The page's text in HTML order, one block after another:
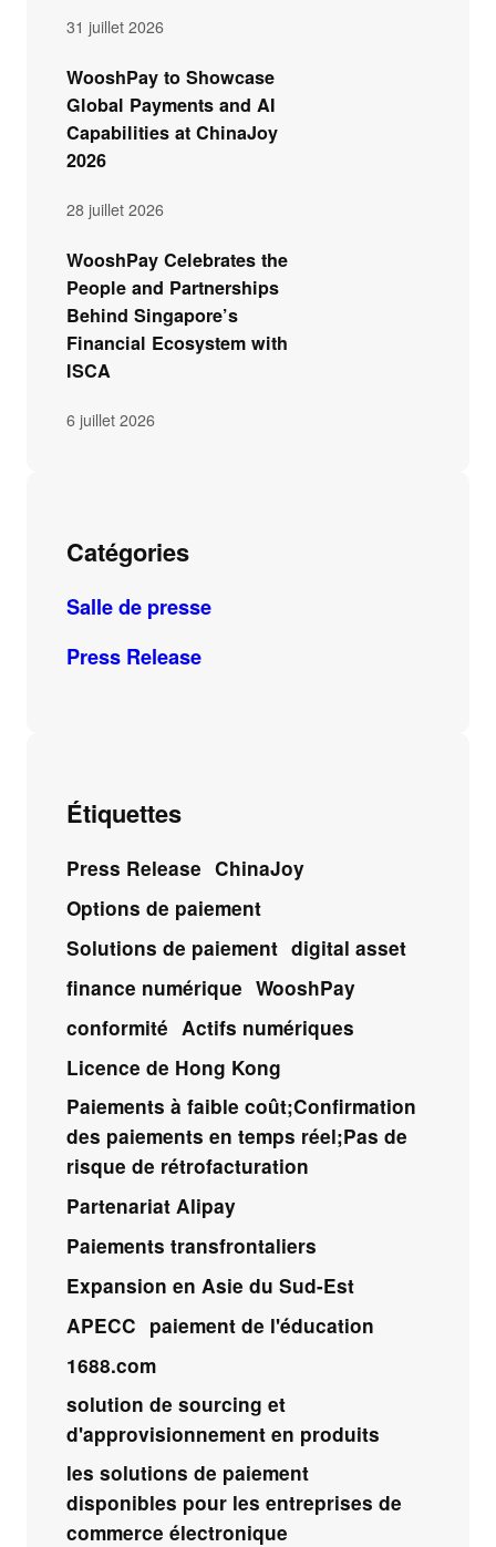
31 juillet 2026
WooshPay to Showcase
Global Payments and AI
Capabilities at ChinaJoy
2026
28 juillet 2026
WooshPay Celebrates the
People and Partnerships
Behind Singapore’s
Financial Ecosystem with
ISCA
6 juillet 2026
Catégories
Salle de presse
Press Release
Étiquettes
Press Release ChinaJoy
Options de paiement
Solutions de paiement digital asset
finance numérique WooshPay
conformité Actifs numériques
Licence de Hong Kong
Paiements à faible coût;Confirmation
des paiements en temps réel;Pas de
risque de rétrofacturation
Partenariat Alipay
Paiements transfrontaliers
Expansion en Asie du Sud-Est
APECC paiement de l'éducation
1688.com
solution de sourcing et
d'approvisionnement en produits
les solutions de paiement
disponibles pour les entreprises de
commerce électronique